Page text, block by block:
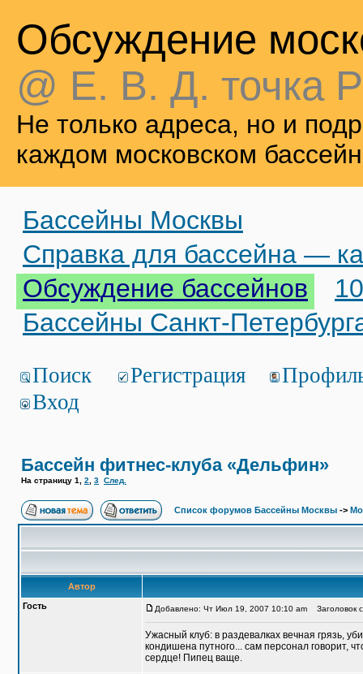
Обсуждение
@ Е. В. Д. точка
Не только адреса, но и
каждом московском
Бассейны Москвы
Справка для бассейна —
Обсуждение бассейнов
Бассейны Санкт-
Поиск Регистрация
Вход
Бассейн фитнес-клуба «Дельфин»
На страницу 1 2 3 След.
Список форумов Бассейны Москвы ->
Автор
Гость
Добавлено: Чт Июл 19, 2007 10:10 am Заголовок
Ужасный клуб: в раздевалках вечная грязь,
кондишена путного... сам персонал говорит,
сердце! Пипец ваще.